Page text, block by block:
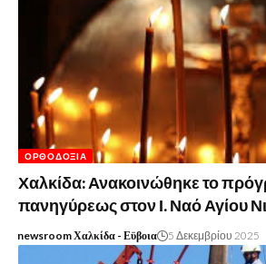
ΟΡΘΟΔΟΞΊΑ
Χαλκίδα: Ανακοινώθηκε το
πανηγύρεως στον Ι. Ναό Αγίου
newsroom Χαλκίδα - Εϋβοια 5 Δεκεμβρίου 2025